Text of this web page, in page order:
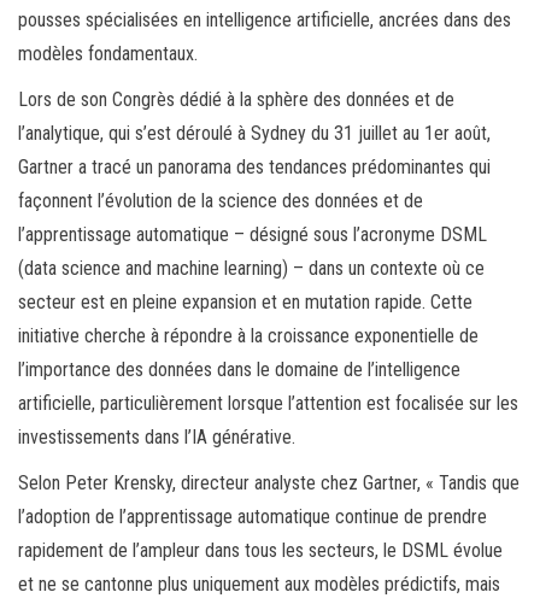
pousses spécialisées en intelligence artificielle, ancrées dans des
modèles fondamentaux.
Lors de son Congrès dédié à la sphère des données et de
l’analytique, qui s’est déroulé à Sydney du 31 juillet au 1er août,
Gartner a tracé un panorama des tendances prédominantes qui
façonnent l’évolution de la science des données et de
l’apprentissage automatique – désigné sous l’acronyme DSML
(data science and machine learning) – dans un contexte où ce
secteur est en pleine expansion et en mutation rapide. Cette
initiative cherche à répondre à la croissance exponentielle de
l’importance des données dans le domaine de l’intelligence
artificielle, particulièrement lorsque l’attention est focalisée sur les
investissements dans l’IA générative.
Selon Peter Krensky, directeur analyste chez Gartner, « Tandis que
l’adoption de l’apprentissage automatique continue de prendre
rapidement de l’ampleur dans tous les secteurs, le DSML évolue
et ne se cantonne plus uniquement aux modèles prédictifs, mais